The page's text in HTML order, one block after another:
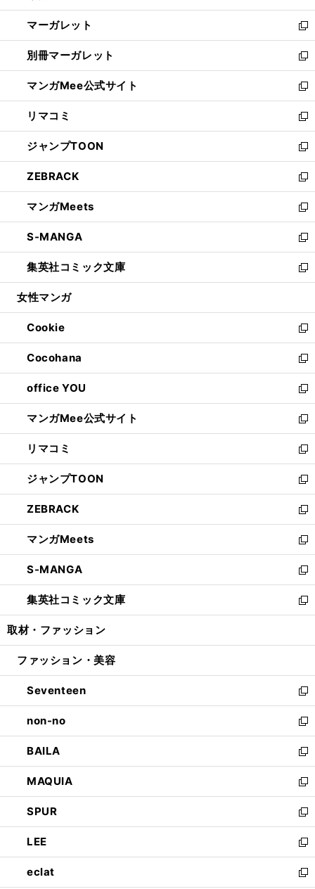
開
く
ウ
で
開
く
ン
ド
ウ
で
開
く
し
い
ウ
ィ
ン
ド
ウ
で
開
く
マーガレット
新
し
い
ウ
ィ
ン
ド
ウ
で
開
く
別冊マーガレット
新
し
い
ウ
ィ
ン
ド
ウ
で
開
く
マンガMee公式サイト
新
し
い
ウ
ィ
ン
ド
ウ
で
開
く
リマコミ
新
し
い
ウ
ィ
ン
ド
ウ
で
開
く
ジャンプTOON
新
し
い
ウ
ィ
ン
ド
ウ
で
開
ZEBRACK
新
し
い
ウ
ィ
ン
ド
ウ
開
く
マンガMeets
新
し
い
ウ
ィ
ン
ウ
で
開
く
S-MANGA
新
し
い
ウ
ン
ド
ウ
で
開
く
集英社コミック文庫
新
し
ウ
ィ
ン
ド
ウ
で
開
く
女性マンガ
Cookie
新
し
い
ウ
ィ
ン
ド
ウ
で
開
く
Cocohana
新
し
い
ウ
ィ
ン
ド
ウ
で
開
く
office YOU
新
し
い
ウ
ィ
ン
ド
ウ
で
開
く
マンガMee公式サイト
新
し
い
ウ
ィ
ン
ド
ウ
で
開
く
リマコミ
新
し
い
ウ
ィ
ン
ド
ウ
で
開
く
ジャンプTOON
新
し
い
ウ
ィ
ン
ド
ウ
で
開
ZEBRACK
新
し
い
ウ
ィ
ン
ド
ウ
開
マンガMeets
新
し
い
ウ
ィ
ン
ウ
開
く
S-MANGA
新
し
い
ウ
ン
ウ
で
開
く
集英社コミック文庫
新
し
ウ
ン
ド
ウ
で
開
く
取材・ファッション
ファッション・美容
Seventeen
新
し
い
ウ
ィ
ン
ド
ウ
で
開
く
non-no
新
し
い
ウ
ィ
ン
ド
ウ
で
開
く
BAILA
新
し
い
ウ
ィ
ン
ド
ウ
で
MAQUIA
新
し
い
ウ
ィ
ン
ド
SPUR
新
し
い
ウ
ィ
LEE
新
し
い
eclat
新